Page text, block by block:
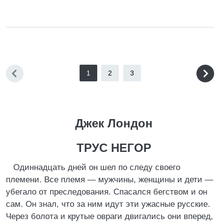
1 2 3
Джек Лондон
ТРУС НЕГОР
Одиннадцать дней он шел по следу своего
племени. Все племя — мужчины, женщины и дети —
убегало от преследования. Спасался бегством и он
сам. Он знал, что за ним идут эти ужасные русские.
Через болота и крутые овраги двигались они вперед,